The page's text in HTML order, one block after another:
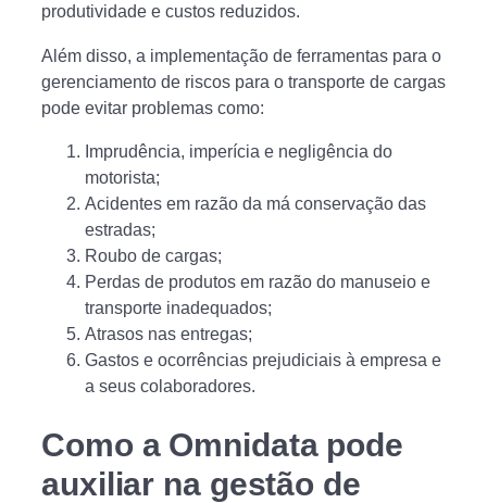
produtividade e custos reduzidos.
Além disso, a implementação de ferramentas para o
gerenciamento de riscos para o transporte de cargas
pode evitar problemas como:
Imprudência, imperícia e negligência do
motorista;
Acidentes em razão da má conservação das
estradas;
Roubo de cargas;
Perdas de produtos em razão do manuseio e
transporte inadequados;
Atrasos nas entregas;
Gastos e ocorrências prejudiciais à empresa e
a seus colaboradores.
Como a Omnidata pode
auxiliar na gestão de